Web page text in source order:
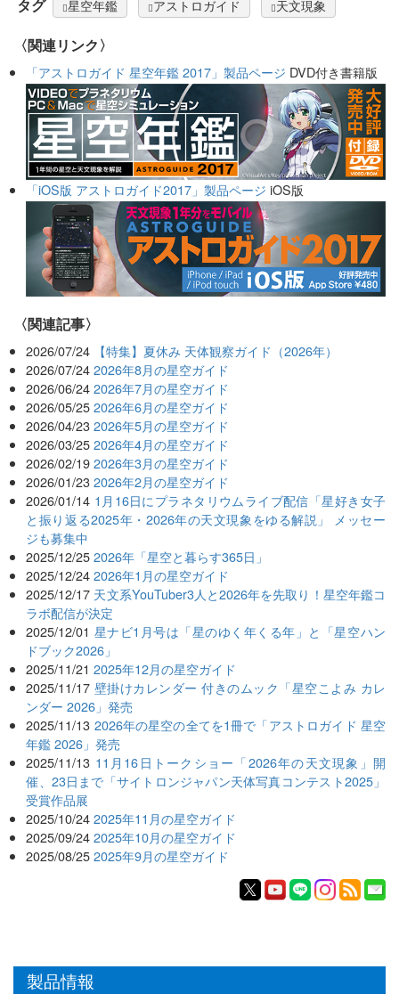
タグ 星空年鑑 アストロガイド 天文現象
〈関連リンク〉
「アストロガイド 星空年鑑 2017」製品ページ DVD付き書籍版
「iOS版 アストロガイド2017」製品ページ iOS版
関連記事
2026/07/24 【特集】夏休み 天体観察ガイド（2026年）
2026/07/24 2026年8月の星空ガイド
2026/06/24 2026年7月の星空ガイド
2026/05/25 2026年6月の星空ガイド
2026/04/23 2026年5月の星空ガイド
2026/03/25 2026年4月の星空ガイド
2026/02/19 2026年3月の星空ガイド
2026/01/23 2026年2月の星空ガイド
2026/01/14 1月16日にプラネタリウムライブ配信「星好き女子
と振り返る2025年・2026年の天文現象をゆる解説」 メッセー
ジも募集中
2025/12/25 2026年「星空と暮らす365日」
2025/12/24 2026年1月の星空ガイド
2025/12/17 天文系YouTuber3人と2026年を先取り！星空年鑑コ
ラボ配信が決定
2025/12/01 星ナビ1月号は「星のゆく年くる年」と「星空ハン
ドブック2026」
2025/11/21 2025年12月の星空ガイド
2025/11/17 壁掛けカレンダー 付きのムック「星空こよみ カレ
ンダー 2026」発売
2025/11/13 2026年の星空の全てを1冊で「アストロガイド 星空
年鑑 2026」発売
2025/11/13 11月16日トークショー「2026年の天文現象」開
催、23日まで「サイトロンジャパン天体写真コンテスト2025」
受賞作品展
2025/10/24 2025年11月の星空ガイド
2025/09/24 2025年10月の星空ガイド
2025/08/25 2025年9月の星空ガイド
製品情報